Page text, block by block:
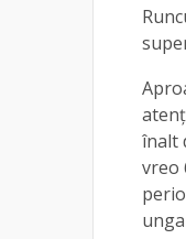
înalt
vreo